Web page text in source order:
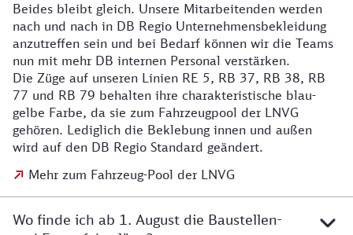
Details zu den Mitarbeitenden
Beides bleibt gleich. Unsere Mitarbeitenden werden
nach und nach in DB Regio Unternehmensbekleidung
anzutreffen sein und bei Bedarf können wir die Teams
nun mit mehr DB internen Personal verstärken.
Die Züge auf unseren Linien RE 5, RB 37, RB 38, RB
77 und RB 79 behalten ihre charakteristische blau-
gelbe Farbe, da sie zum Fahrzeugpool der LNVG
gehören. Lediglich die Beklebung innen und außen
wird auf den DB Regio Standard geändert.
Mehr zum Fahrzeug-Pool der LNVG
Wo finde ich ab 1. August die Baustellen-